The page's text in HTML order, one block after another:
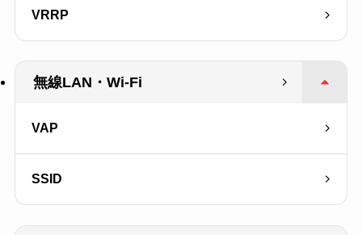
VRRP
無線LAN・Wi-Fi
VAP
SSID